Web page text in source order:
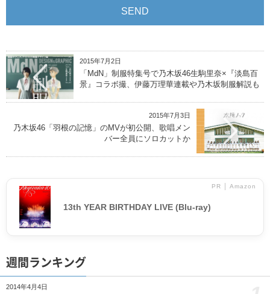
2015年7月2日
「MdN」制服特集号で乃木坂46生駒里奈×『淡島百
景』コラボ撮、伊藤万理華連載や乃木坂制服解説も
2015年7月3日
乃木坂46「羽根の記憶」のMVが初公開、歌唱メン
バー全員にソロカットか
PR │ Amazon
13th YEAR BIRTHDAY LIVE (Blu-ray)
週間ランキング
2014年4月4日